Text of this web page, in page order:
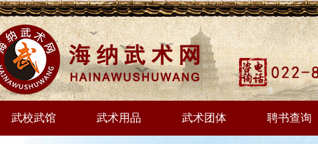
武校武馆 武术用品 武术团体 聘书查询